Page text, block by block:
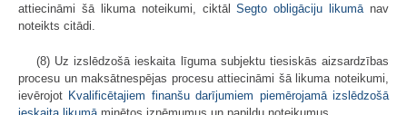
attiecināmi šā likuma noteikumi, ciktālSegto obligāciju likumānav
noteikts citādi.
(8) Uz izslēdzošā ieskaita līguma subjektu tiesiskās aizsardzības
procesu un maksātnespējas procesu attiecināmi šā likuma noteikumi,
ievērojot Kvalificētajiem finanšu darījumiem piemērojamā izslēdzošā